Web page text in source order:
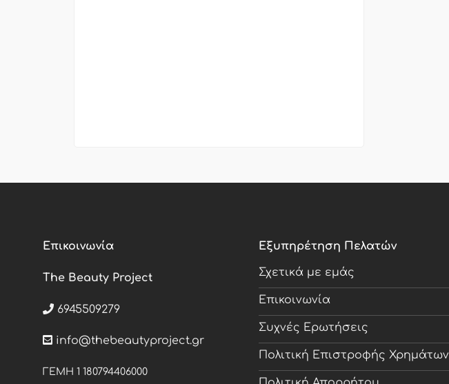
Επικοινωνία
The Beauty Project
6945509279
info@thebeautyproject.gr
ΓΕΜΗ 1 180794406000
Εξυπηρέτηση Πελατών
Σχετικά με εμάς
Επικοινωνία
Συχνές Ερωτήσεις
Πολιτική Επιστροφής Χρημάτων